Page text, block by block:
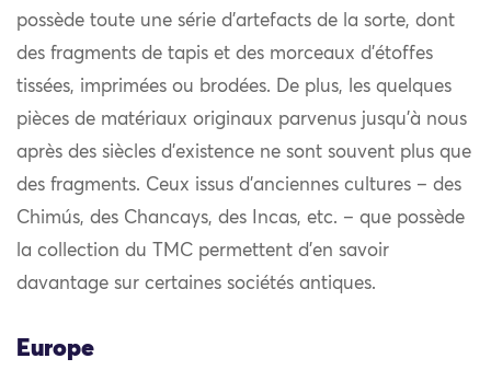
possède toute une série d’artefacts de la sorte, dont
des fragments de tapis et des morceaux d’étoffes
tissées, imprimées ou brodées. De plus, les quelques
pièces de matériaux originaux parvenus jusqu’à nous
après des siècles d’existence ne sont souvent plus que
des fragments. Ceux issus d’anciennes cultures – des
Chimús, des Chancays, des Incas, etc. – que possède
la collection du TMC permettent d’en savoir
davantage sur certaines sociétés antiques.
Europe